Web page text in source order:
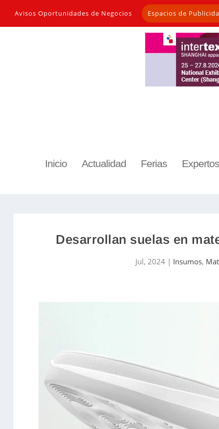
Avisos Oportunidades de Negocios Espacios de
Inicio Actualidad Ferias Expertos
Desarrollan suelas en
Jul, 2024 | Insumos,